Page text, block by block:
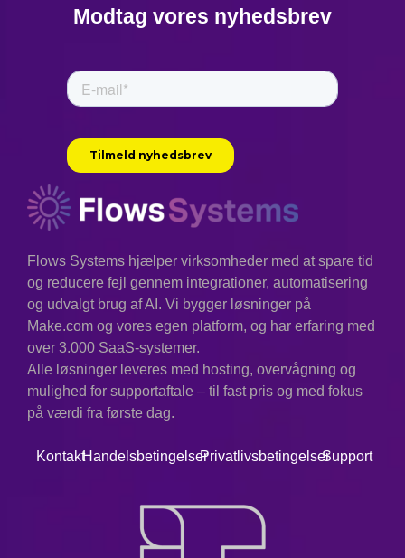
Modtag vores nyhedsbrev
Flows Systems hjælper virksomheder med at spare tid
og reducere fejl gennem integrationer, automatisering
og udvalgt brug af AI. Vi bygger løsninger på
Make.com og vores egen platform, og har erfaring med
over 3.000 SaaS-systemer.
Alle løsninger leveres med hosting, overvågning og
mulighed for supportaftale – til fast pris og med fokus
på værdi fra første dag.
KontaktHandelsbetingelserPrivatlivsbetingelserSupport